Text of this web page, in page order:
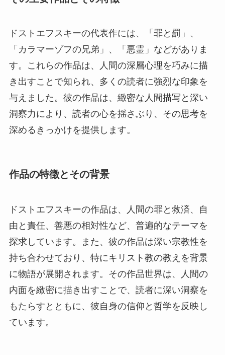
ドストエフスキーの代表作には、「罪と罰」、
「カラマーゾフの兄弟」、「悪霊」などがありま
す。これらの作品は、人間の深層心理を巧みに描
き出すことで知られ、多くの読者に強烈な印象を
与えました。彼の作品は、緻密な人間描写と深い
洞察力により、読者の心を揺さぶり、その思考を
深めるきっかけを提供します。
作品の特徴とその背景
ドストエフスキーの作品は、人間の罪と救済、自
由と責任、善悪の相対性など、普遍的なテーマを
探求しています。また、彼の作品は深い宗教性を
持ち合わせており、特にキリスト教の教えを背景
に物語が展開されます。その作品世界は、人間の
内面を緻密に描き出すことで、読者に深い洞察を
もたらすとともに、彼自身の信仰と哲学を反映し
ています。